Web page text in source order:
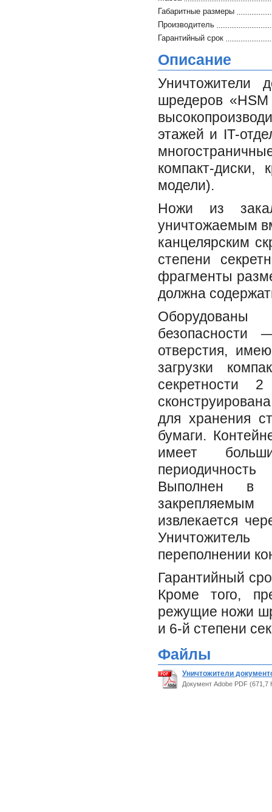
Габаритные размеры
Производитель
Гарантийный срок
Описание
Уничтожители
шредеров
этажей и IT-
компакт-диски,
модели).
Ножи из
уничтожаемым
канцелярским
степени
фрагменты
должна
безопасности
отверстия,
загрузки
секретности
для хранения
бумаги.
имеет
Выполнен в
извлекается
Уничтожитель
переполнении
Гарантийный
Кроме того,
режущие ножи
и 6-й степени
Файлы
Уничтожители
Документ Adobe PDF (671,7